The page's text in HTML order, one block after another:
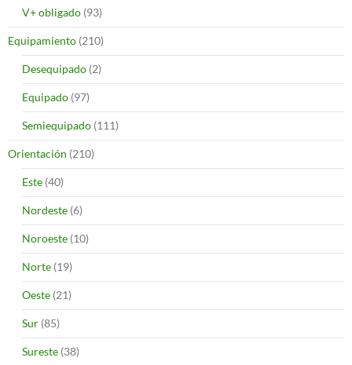
V+ obligado (93)
Equipamiento (210)
Desequipado (2)
Equipado (97)
Semiequipado (111)
Orientación (210)
Este (40)
Nordeste (6)
Noroeste (10)
Norte (19)
Oeste (21)
Sur (85)
Sureste (38)